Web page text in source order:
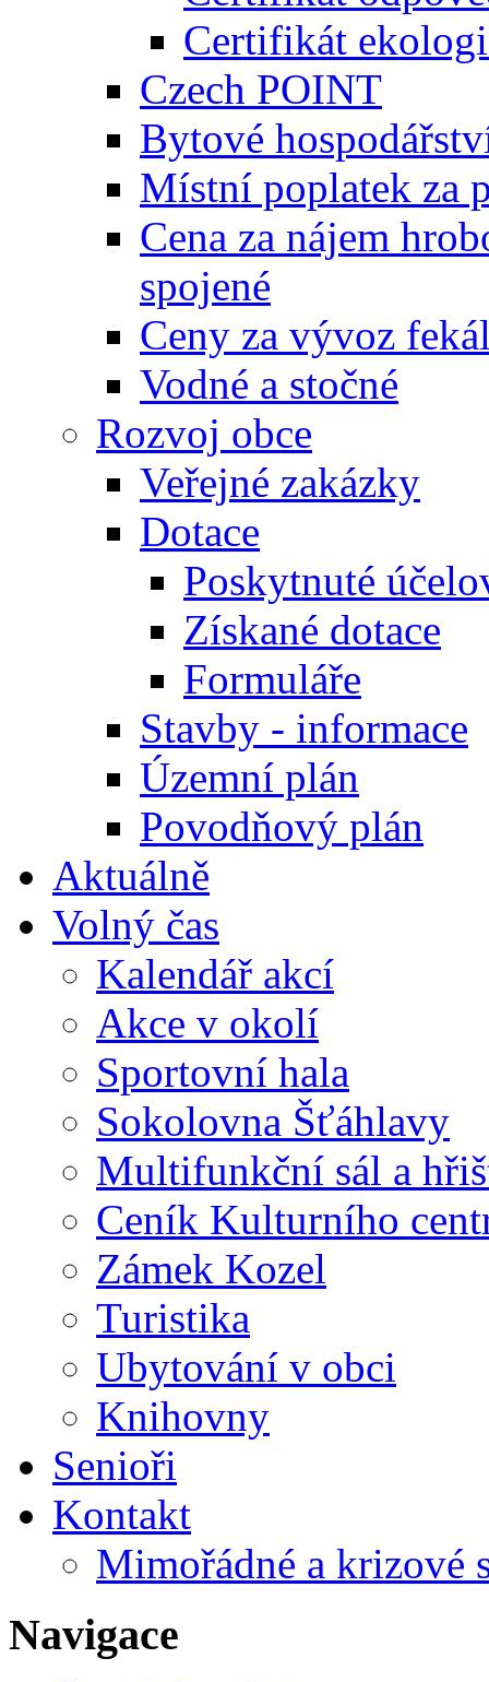
Certifikát
Czech POINT
Bytové
Místní poplatek za
Cena za nájem
spojené
Ceny za vývoz
Vodné a stočné
Rozvoj obce
Veřejné zakázky
Dotace
Poskytnuté
Získané dotace
Formuláře
Stavby - informace
Územní plán
Povodňový plán
Aktuálně
Volný čas
Kalendář akcí
Akce v okolí
Sportovní hala
Sokolovna Šťáhlavy
Multifunkční sál a
Ceník Kulturního
Zámek Kozel
Turistika
Ubytování v obci
Knihovny
Senioři
Kontakt
Mimořádné a krizové
Navigace